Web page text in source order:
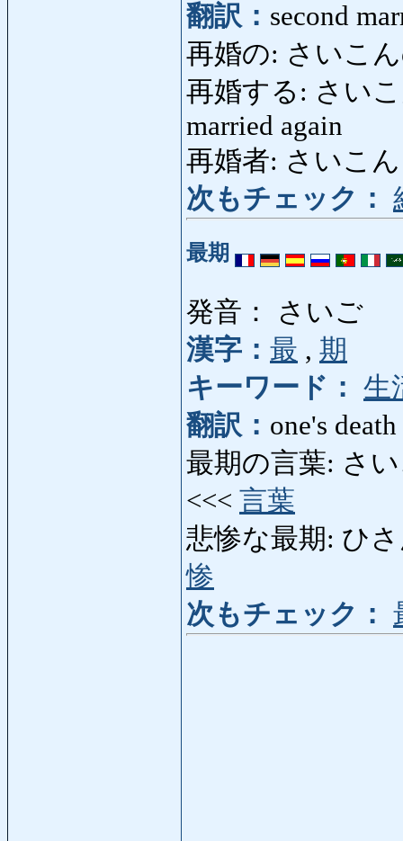
翻訳： second
再婚の: さいこ
再婚する: さいこ
married again
再婚者: さいこん
次もチェック：
最期
発音： さいご
漢字： 最 , 期
キーワード： 生
翻訳： one's
最期の言葉: さ
<<< 言葉
悲惨な最期: ひ
惨
次もチェック：